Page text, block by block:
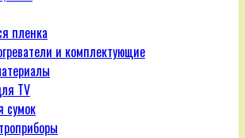
пленка
и комплектующие
TV
сумок